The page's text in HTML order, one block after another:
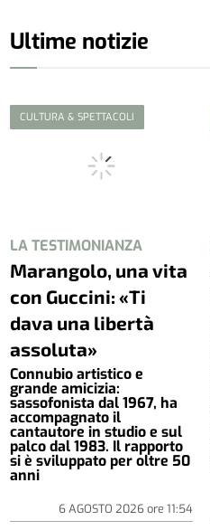
Ultime notizie
CULTURA & SPETTACOLI
LA TESTIMONIANZA
Marangolo, una vita
con Guccini: «Ti
dava una libertà
assoluta»
Connubio artistico e
grande amicizia:
sassofonista dal 1967, ha
accompagnato il
cantautore in studio e sul
palco dal 1983. Il rapporto
si è sviluppato per oltre 50
anni
6 AGOSTO 2026ore 11:54